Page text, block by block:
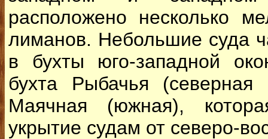
расположено несколько
лиманов. Небольшие суда
в бухты юго-западной
бухта Рыбачья
Маячная (южная),
укрытие судам от северо-